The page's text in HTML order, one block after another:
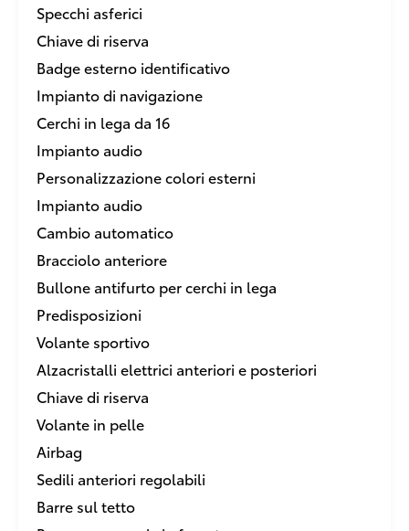
Specchi asferici
Chiave di riserva
Badge esterno identificativo
Impianto di navigazione
Cerchi in lega da 16
Impianto audio
Personalizzazione colori esterni
Impianto audio
Cambio automatico
Bracciolo anteriore
Bullone antifurto per cerchi in lega
Predisposizioni
Volante sportivo
Alzacristalli elettrici anteriori e posteriori
Chiave di riserva
Volante in pelle
Airbag
Sedili anteriori regolabili
Barre sul tetto